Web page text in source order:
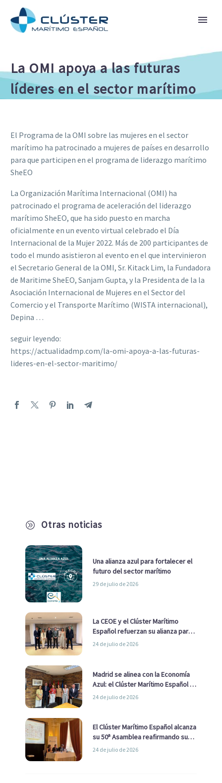
La OMI apoya a las futuras
líderes en el sector marítimo
A Otras noticias
Una alianza azul para fortalecer el
futuro del sector marítimo
29 de julio de 2026
La CEOE y el Clúster Marítimo
Español refuerzan su alianza para
impulsar una estrategia Nacional
24 de julio de 2026
Madrid se alinea con la Economía
Azul: el Clúster Marítimo Español y
la Real Liga Naval avanzan alianzas
24 de julio de 2026
El Clúster Marítimo Español alcanza
su 50ª Asamblea reafirmando su
liderazgo en la Economía Azul
24 de julio de 2026
El Programa de la OMI sobre las mujeres en el sector
marítimo ha patrocinado a mujeres de países en desarrollo
para que participen en el programa de liderazgo marítimo
SheEO
La Organización Marítima Internacional (OMI) ha
patrocinado el programa de aceleración del liderazgo
marítimo SheEO, que ha sido puesto en marcha
oficialmente en un evento virtual celebrado el Día
Internacional de la Mujer 2022. Más de 200 participantes de
todo el mundo asistieron al evento en el que intervinieron
el Secretario General de la OMI, Sr. Kitack Lim, la Fundadora
de Maritime SheEO, Sanjam Gupta, y la Presidenta de la la
Asociación Internacional de Mujeres en el Sector del
Comercio y el Transporte Marítimo (WISTA internacional),
Depina …
seguir leyendo:
https://actualidadmp.com/la-omi-apoya-a-las-futuras-
lideres-en-el-sector-maritimo/